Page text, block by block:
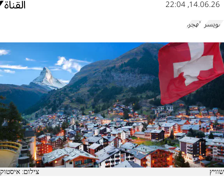
14.06.26, 22:04
سويسراالهجرة
שוויץ צילום: איסטוק